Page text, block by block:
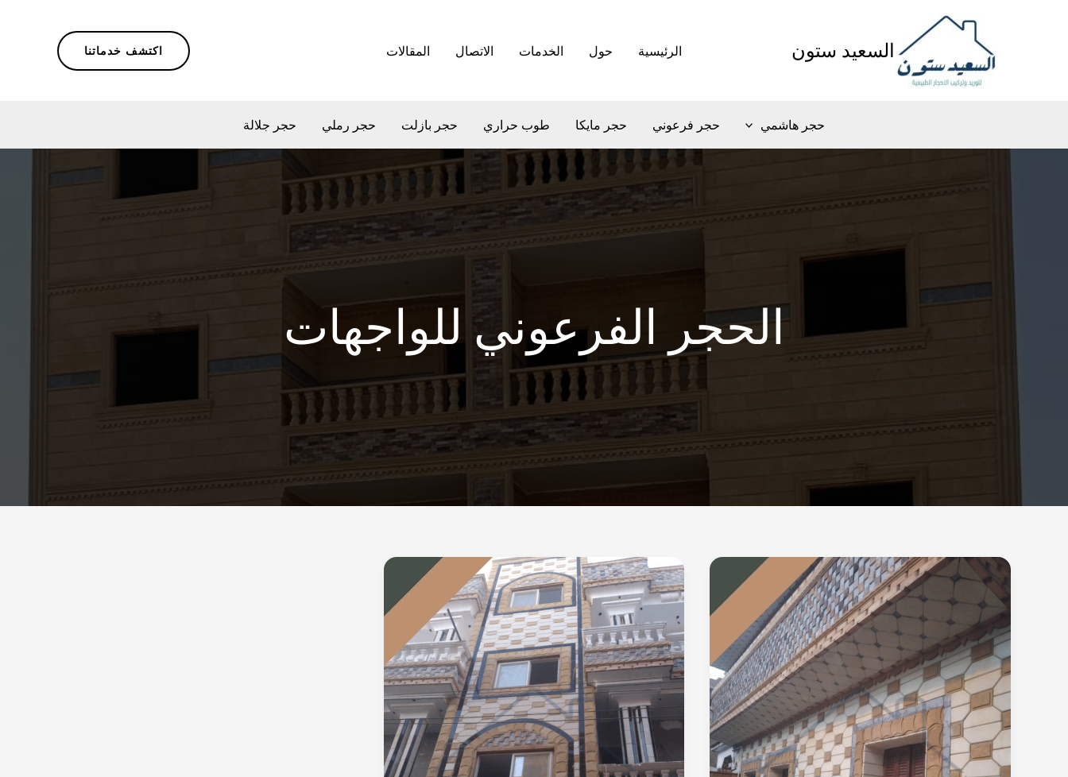
السعيد ستون الرئيسية حول الخدمات الاتصال المقالات اكتشف خدماتنا
حجر هاشمي حجر فرعوني حجر مايكا طوب حراري حجر بازلت حجر رملي حجر جلالة
الحجر الفرعوني للواجهات
اشهر
5
اخطاء
تركيب
الحجر
الفرعوني
قد
تفسد
مظهر
منزلك
لماذا
يفضل
الجميع
واجهات
الحجر
الفرعوني
؟
تعرف
على
السبب